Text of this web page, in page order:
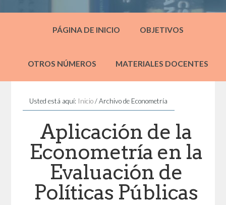
PÁGINA DE INICIO OBJETIVOS
OTROS NÚMEROS MATERIALES DOCENTES
Usted está aquí: Inicio /Archivo de Econometría
Aplicación de la
Econometría en la
Evaluación de
Políticas Públicas